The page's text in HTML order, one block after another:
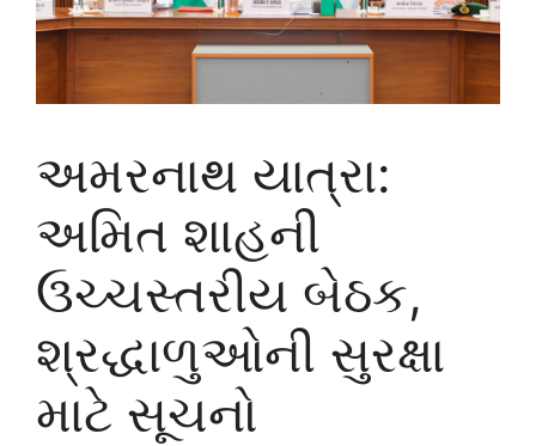
અમરનાથ યાત્રા:
અમિત શાહની
ઉચ્ચસ્તરીય બેઠક,
શ્રદ્ધાળુઓની સુરક્ષા
માટે સૂચનો